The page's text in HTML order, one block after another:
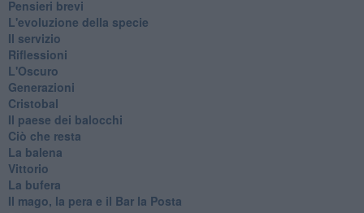
Pensieri brevi
L'evoluzione della specie
Il servizio
Riflessioni
L'Oscuro
Generazioni
Cristobal
Il paese dei balocchi
Ciò che resta
La balena
Vittorio
La bufera
Il mago, la pera e il Bar la Posta